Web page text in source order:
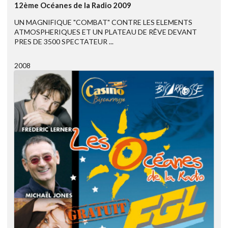
12ème Océanes de la Radio 2009
UN MAGNIFIQUE "COMBAT" CONTRE LES ELEMENTS
ATMOSPHERIQUES ET UN PLATEAU DE RÊVE DEVANT
PRES DE 3500 SPECTATEUR ...
2008